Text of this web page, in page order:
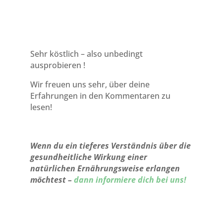
Sehr köstlich – also unbedingt
ausprobieren !
Wir freuen uns sehr, über deine
Erfahrungen in den Kommentaren zu
lesen!
Wenn du ein tieferes Verständnis über die
gesundheitliche Wirkung einer
natürlichen Ernährungsweise erlangen
möchtest –dann informiere dich bei uns!